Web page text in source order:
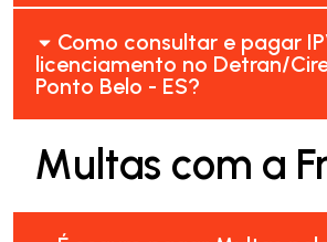
Como consultar e pagar
licenciamento no Detran/
Ponto Belo - ES?
Multas com a